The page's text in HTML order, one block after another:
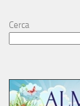
Cerca